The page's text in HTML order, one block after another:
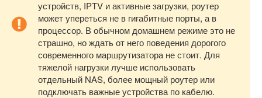
устройств, IPTV и активные загрузки, роутер
может упереться не в гигабитные порты, а в
процессор. В обычном домашнем режиме это не
страшно, но ждать от него поведения дорогого
современного маршрутизатора не стоит. Для
тяжелой нагрузки лучше использовать
отдельный NAS, более мощный роутер или
подключать важные устройства по кабелю.